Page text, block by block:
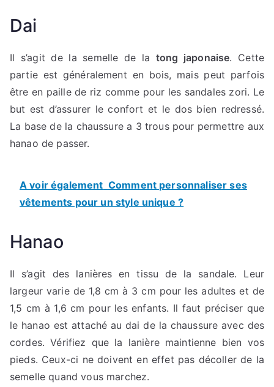
Dai
Il s’agit de la semelle de la tong japonaise. Cette
partie est généralement en bois, mais peut parfois
être en paille de riz comme pour les sandales zori. Le
but est d’assurer le confort et le dos bien redressé.
La base de la chaussure a 3 trous pour permettre aux
hanao de passer.
A voir également Comment personnaliser ses
vêtements pour un style unique ?
Hanao
Il s’agit des lanières en tissu de la sandale. Leur
largeur varie de 1,8 cm à 3 cm pour les adultes et de
1,5 cm à 1,6 cm pour les enfants. Il faut préciser que
le hanao est attaché au dai de la chaussure avec des
cordes. Vérifiez que la lanière maintienne bien vos
pieds. Ceux-ci ne doivent en effet pas décoller de la
semelle quand vous marchez.